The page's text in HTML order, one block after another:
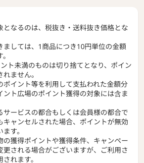
となるのは、税抜き・送料抜き価格とな
ましては、1商品につき10円単位の金額
ト未満のものは切り捨てとなり、ポイン
ません。
ポイント等を利用して支払われた金額分
ント広場のポイント獲得の対象には含ま
サービスの都合もしくは会員様の都合で
キャンセルされた場合、ポイントが無効
す。
の獲得ポイントや獲得条件、キャンペー
更される場合がございますが、ご利用さ
れます。